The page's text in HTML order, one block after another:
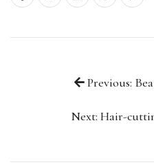
Previous:
Next: Hair-